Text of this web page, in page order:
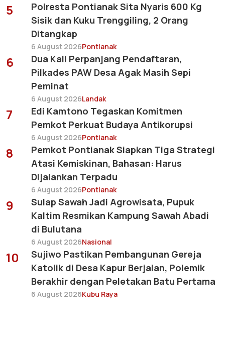
5
Polresta Pontianak Sita Nyaris 600 Kg
Sisik dan Kuku Trenggiling, 2 Orang
Ditangkap
6 August 2026Pontianak
6
Dua Kali Perpanjang Pendaftaran,
Pilkades PAW Desa Agak Masih Sepi
Peminat
6 August 2026Landak
7
Edi Kamtono Tegaskan Komitmen
Pemkot Perkuat Budaya Antikorupsi
6 August 2026Pontianak
8
Pemkot Pontianak Siapkan Tiga Strategi
Atasi Kemiskinan, Bahasan: Harus
Dijalankan Terpadu
6 August 2026Pontianak
9
Sulap Sawah Jadi Agrowisata, Pupuk
Kaltim Resmikan Kampung Sawah Abadi
di Bulutana
6 August 2026Nasional
10
Sujiwo Pastikan Pembangunan Gereja
Katolik di Desa Kapur Berjalan, Polemik
Berakhir dengan Peletakan Batu Pertama
6 August 2026Kubu Raya